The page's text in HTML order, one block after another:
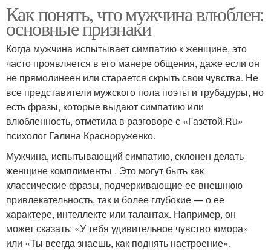
Как понять, что мужчина влюблен:
основные признаки
Когда мужчина испытывает симпатию к женщине, это
часто проявляется в его манере общения, даже если он
не прямолинеен или старается скрыть свои чувства. Не
все представители мужского пола поэты и трубадуры, но
есть фразы, которые выдают симпатию или
влюбленность, отметила в разговоре с «Газетой.Ru»
психолог Галина Красноруженко.
Мужчина, испытывающий симпатию, склонен делать
женщине комплименты . Это могут быть как
классические фразы, подчеркивающие ее внешнюю
привлекательность, так и более глубокие — о ее
характере, интеллекте или талантах. Например, он
может сказать: «У тебя удивительное чувство юмора»
или «Ты всегда знаешь, как поднять настроение».